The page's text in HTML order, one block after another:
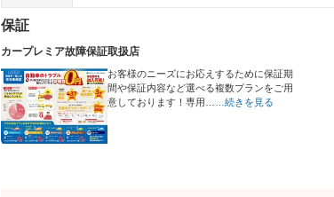
保証
カープレミア故障保証取扱店
お客様のニーズにお応えするために保証期
間や保証内容など選べる複数プランをご用
意しております！専用…
…続きを見る